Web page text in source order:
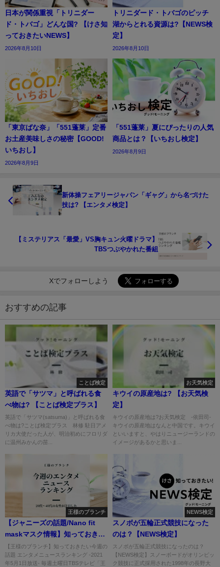
日本が関係重視「トリニダー
ド・トバゴ」どんな国? 【けさ知
っておきたいNEWS】
2026年8月10日
トリニダード・トバゴのピッチ
湖からとれる資源は?【NEWS検
定】
2026年8月10日
「東京ばな奈」「551蓬莱」定番
お土産美味しさの秘密【GOOD!
いちおし】
2026年8月9日
「551蓬莱」夏にぴったりの人気
商品とは？【いちおし検定】
2026年8月9日
新体操フェアリージャパン「ギャグ」から名づけた
技は? 【エンタメ検定】
【ミステリアス「最愛」VS胸キュン火曜ドラマ】
TBSつぶやかれた番組
Xでフォローしよう
おすすめの記事
ことば検定
英語で「サツマ」と呼ばれる食
べ物は? 【ことば検定プラス】
英語で「サツマ(satsuma)」と呼ばれる食
べ物は?ことば検定プラス 林修 駐日アメ
リカ大使だった人が、明治初めにフロリダ
に温州みかんの苗...
お天気検定
キウイの原産地は? 【お天気検
定】
キウイの原産地は?お天気検定 -依田司-
キウイの原産地はなんと中国です。キウイ
といいますと、やはりニュージーランドの
イメージがあるかと思いま...
王様のブランチ
【ジャニーズの話題/Nano fit
maskマスク情報】知っておきた
いエンタメニュース
【王様のブランチ】知っておきたい今週の
話題 エンタメニュースランキング -2021
年5月1日放送- 毎週土曜日TBSテレビ「王
NEWS検定
スノボが五輪正式競技になった
のは？【NEWS検定】
スノボが五輪正式競技になったのは？
【NEWS検定】スノーボードがオリンピッ
ク競技に正式採用された1998年の長野大